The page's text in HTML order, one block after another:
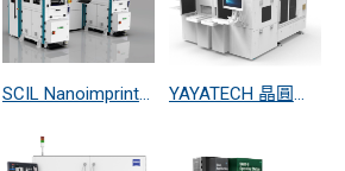
SCIL Nanoimprint Solutions 高精度奈米壓印設備 YAYATECH 晶圓切割後紅外線光學自動檢測系統